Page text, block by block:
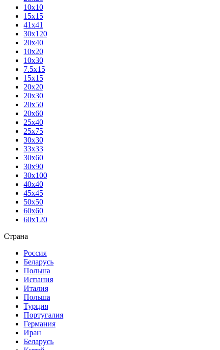
10х10
15х15
41х41
30х120
20х40
10х20
10х30
7.5х15
15х15
20х20
20х30
20х50
20х60
25х40
25х75
30х30
33х33
30х60
30х90
30х100
40х40
45х45
50х50
60х60
60х120
Страна
Россия
Беларусь
Польша
Испания
Италия
Польша
Турция
Португалия
Германия
Иран
Беларусь